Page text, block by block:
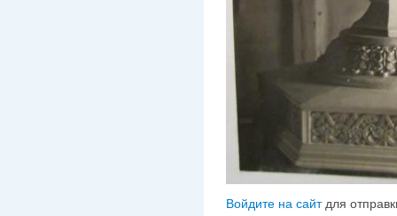
Войдите на сайтдля